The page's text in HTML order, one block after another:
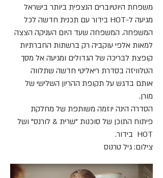
משפחת היוטיוברים הנצפית ביותר בישראל
מגיעה ל-HOT בידור עם תכנית חדשה לכל
המשפחה. המשפחה שעד היום העניקה הצצה
למאות אלפי עוקביה רק ברשתות החברתיות
קופצת לבריכה של הגדולים ומגיעה אל מסך
הטלוויזה בסדרת ריאליטי חדשה שתלווה
אותם בדגש על תקופת ההריון השלישי של
מורן.
הסדרה הינה יוזמה משותפת של מחלקת
פיתוח התוכן של סוכנות "שרית & לורנס" ושל
HOT בידור.
צילום: גיל טרנוס